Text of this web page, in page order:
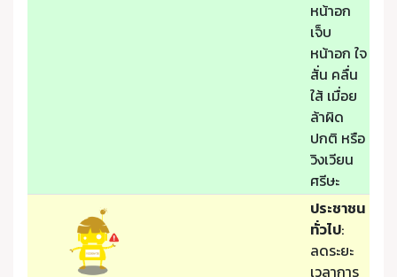
หน้าอก
เจ็บ
หน้าอก ใจ
สั่น คลื่น
ใส้ เมื่อย
ล้าผิด
ปกติ หรือ
วิงเวียน
ศรีษะ
ประชาชน
ทั่วไป:
ลดระยะ
เวลาการ